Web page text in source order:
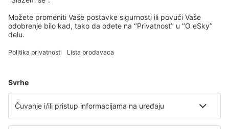
Copyright © eSky.rs. Sva prava zadržana.